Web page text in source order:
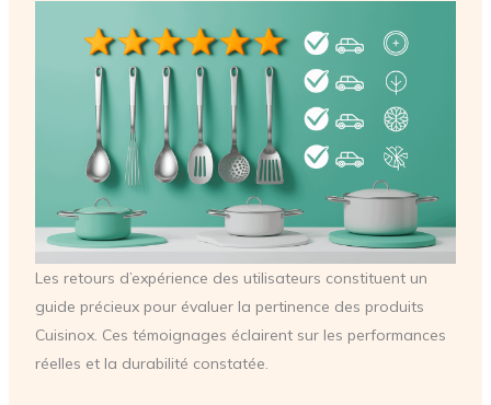
Les retours d’expérience des utilisateurs constituent un
guide précieux pour évaluer la pertinence des produits
Cuisinox. Ces témoignages éclairent sur les performances
réelles et la durabilité constatée.